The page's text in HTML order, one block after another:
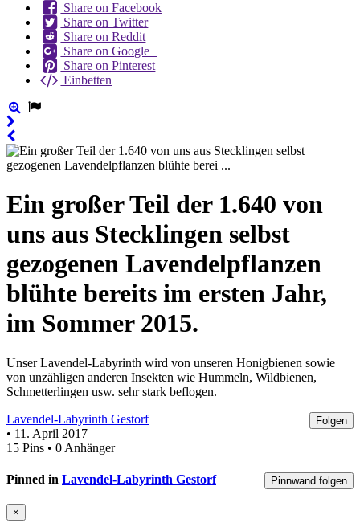
Share on Facebook
Share on Twitter
Share on Reddit
Share on Google+
Share on Pinterest
Einbetten
Ein großer Teil der 1.640 von
uns aus Stecklingen selbst
gezogenen Lavendelpflanzen
blühte bereits im ersten Jahr,
im Sommer 2015.
Unser Lavendel-Labyrinth wird von unseren Honigbienen sowie
von unzähligen anderen Insekten wie Hummeln, Wildbienen,
Schmetterlingen usw. sehr stark beflogen.
Folgen
Lavendel-Labyrinth Gestorf
• 11. April 2017
15 Pins • 0 Anhänger
Pinnwand folgen
Pinned in Lavendel-Labyrinth Gestorf
×